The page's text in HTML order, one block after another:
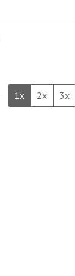
n
1x 2x 3x